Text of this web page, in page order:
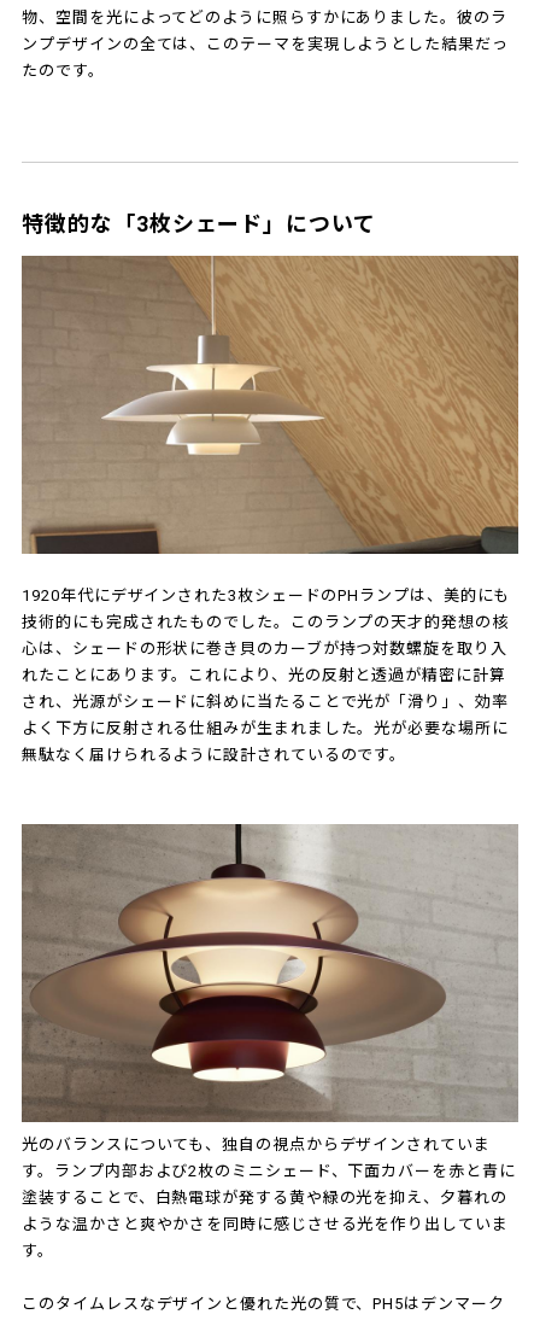
物、空間を光によってどのように照らすかにありました。彼のラ
ンプデザインの全ては、このテーマを実現しようとした結果だっ
たのです。
特徴的な「3枚シェード」について
1920年代にデザインされた3枚シェードのPHランプは、美的にも
技術的にも完成されたものでした。このランプの天才的発想の核
心は、シェードの形状に巻き貝のカーブが持つ対数螺旋を取り入
れたことにあります。これにより、光の反射と透過が精密に計算
され、光源がシェードに斜めに当たることで光が「滑り」、効率
よく下方に反射される仕組みが生まれました。光が必要な場所に
無駄なく届けられるように設計されているのです。
光のバランスについても、独自の視点からデザインされていま
す。ランプ内部および2枚のミニシェード、下面カバーを赤と青に
塗装することで、白熱電球が発する黄や緑の光を抑え、夕暮れの
ような温かさと爽やかさを同時に感じさせる光を作り出していま
す。
このタイムレスなデザインと優れた光の質で、PH5はデンマーク